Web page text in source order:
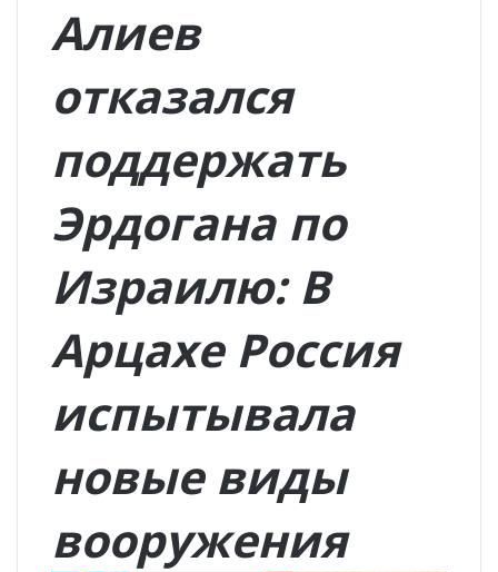
Алиев
отказался
поддержать
Эрдогана по
Израилю: В
Арцахе Россия
испытывала
новые виды
вооружения